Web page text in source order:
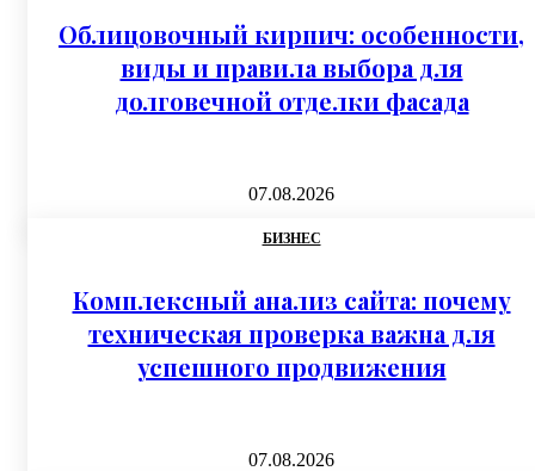
Облицовочный кирпич: особенности,
виды и правила выбора для
долговечной отделки фасада
07.08.2026
БИЗНЕС
Комплексный анализ сайта: почему
техническая проверка важна для
успешного продвижения
07.08.2026